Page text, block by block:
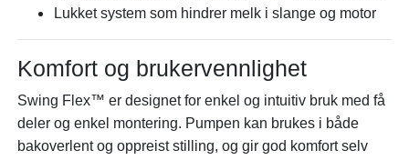
Lukket system som hindrer melk i slange og motor
Komfort og brukervennlighet
Swing Flex™ er designet for enkel og intuitiv bruk med få
deler og enkel montering. Pumpen kan brukes i både
bakoverlent og oppreist stilling, og gir god komfort selv